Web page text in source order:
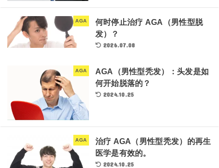
AGA
何时停止治疗 AGA（男性型脱
发）？
2026.07.08
AGA
AGA（男性型秃发）：头发是如
何开始脱落的？
2024.10.25
AGA
治疗 AGA（男性型秃发）的再生
医学是有效的。
2024.10.25